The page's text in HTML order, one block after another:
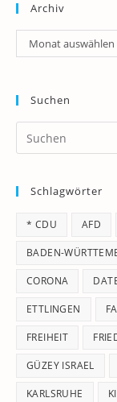
Archiv
Archiv
Monat auswählen
Suchen
Schlagwörter
* CDU AFD
BADEN-
CORONA
ETTLINGEN
FREIHEIT
GÜZEY ISRAEL
KARLSRUHE